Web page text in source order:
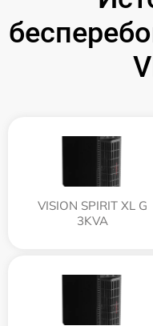
VISION SPIRIT XL G
3KVA